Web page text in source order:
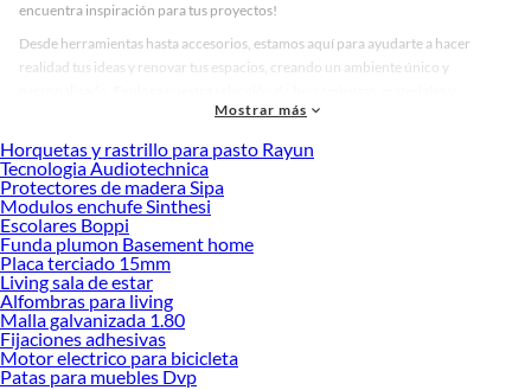
encuentra inspiración para tus proyectos!
Desde herramientas hasta accesorios, estamos aquí para ayudarte a hacer
realidad tus ideas y renovar tus espacios, creando un ambiente único y
accesorios de calidad que te ayudarán a crear un espacio más tú.
Desde remodelaciones hasta proyectos de decoración, estamos aquí para hacer
tus ideas realidad. ¡Visítanos y encuentra todo lo que tenemos para ofrecerte en
Basureros y Papeleros!
Explora la variedad de productos de Basureros y Papeleros en Sodimac
Herramientas, materiales y accesorios de calidad para tus proyectos y
renovación de espacios. ¡Visítanos y descubre todo lo que tenemos para
ofrecerte!
Encuentra una amplia variedad de productos de Basureros y Papeleros en
Sodimac. Encuentra todo lo necesario para tus proyectos de renovación y
Mostrar más
Horquetas y rastrillo para pasto Rayun
Tecnologia Audiotechnica
Protectores de madera Sipa
Modulos enchufe Sinthesi
Escolares Boppi
Funda plumon Basement home
Placa terciado 15mm
Living sala de estar
Alfombras para living
Malla galvanizada 1.80
Fijaciones adhesivas
Motor electrico para bicicleta
Patas para muebles Dvp